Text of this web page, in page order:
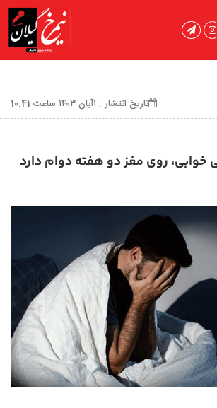
تاریخ انتشار : ۱آبان ۱۴۰۳ ساعت 10:41
خوابی، روی مغز دو هفته دوام دارد